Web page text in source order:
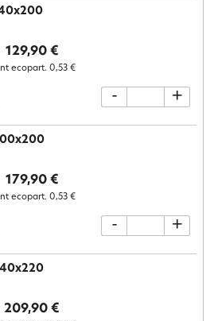
129,90 €
ecopart. 0,53 €
- +
179,90 €
ecopart. 0,53 €
- +
209,90 €